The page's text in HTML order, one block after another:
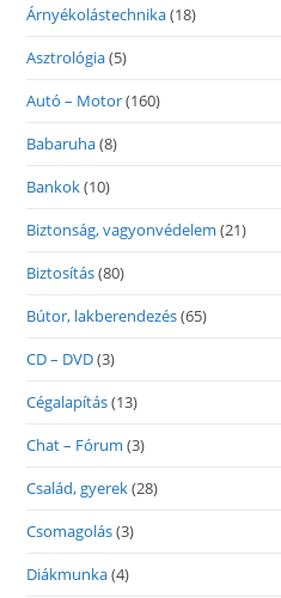
Árnyékolástechnika(18)
Asztrológia(5)
Autó – Motor(160)
Babaruha(8)
Bankok(10)
Biztonság, vagyonvédelem (21)
Biztosítás(80)
Bútor, lakberendezés(65)
CD – DVD(3)
Cégalapítás(13)
Chat – Fórum (3)
Család, gyerek(28)
Csomagolás(3)
Diákmunka(4)